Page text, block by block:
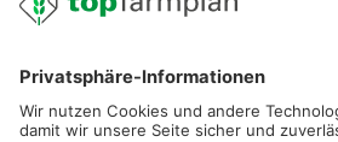
02501 801 44